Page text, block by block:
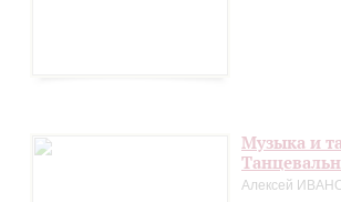
Музыка и
Алексей